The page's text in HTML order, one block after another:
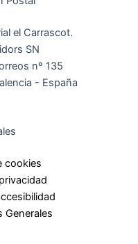
el Carrascot.
SN
nº 135
- España
cookies
Generales